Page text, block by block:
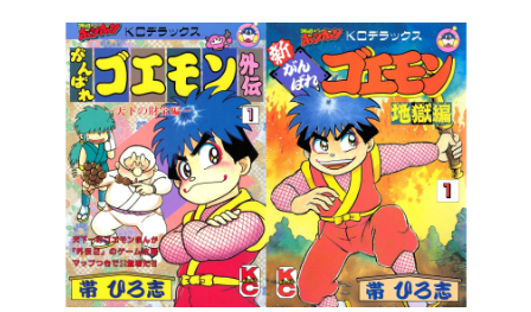
具体的な形から解き明かしていく、硬派で骨太な評論連載
です。
ゲームが変えた日本語
「経験値」「裏技」「ラスボス」… ゲームにまつわる言葉
の起源や用法の変遷を、コンピューター文化史研究家・タ
イニーP氏が徹底調査。
カテゴリ
特集記事
マンガ